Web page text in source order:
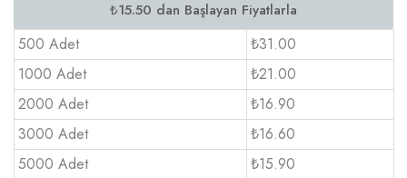
500 Adet
₺31.00
1000 Adet
₺21.00
2000 Adet
₺16.90
3000 Adet
₺16.60
5000 Adet
₺15.90